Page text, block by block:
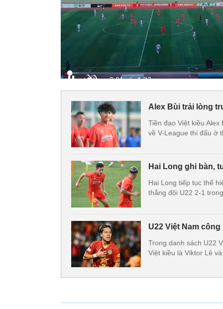
Alex Bùi trải lòng
Tiền đạo Việt kiều
về V-League thi đấu ở
Hai Long ghi bàn,
Hai Long tiếp tục thể
thắng đội U22 2-1
U22 Việt Nam
Trong danh sách U22
Việt kiều là Viktor Lê